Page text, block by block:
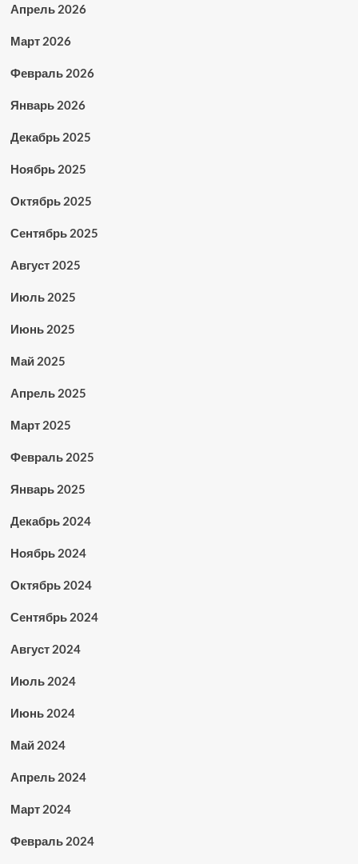
Апрель 2026
Март 2026
Февраль 2026
Январь 2026
Декабрь 2025
Ноябрь 2025
Октябрь 2025
Сентябрь 2025
Август 2025
Июль 2025
Июнь 2025
Май 2025
Апрель 2025
Март 2025
Февраль 2025
Январь 2025
Декабрь 2024
Ноябрь 2024
Октябрь 2024
Сентябрь 2024
Август 2024
Июль 2024
Июнь 2024
Май 2024
Апрель 2024
Март 2024
Февраль 2024